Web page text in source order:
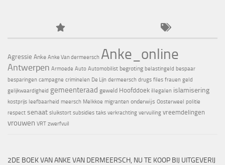
Agressie Anke Anke Van dermeersch Anke_online
Antwerpen Armoede Auto Automobilist begroting belastingeld bespaar
besparingen campagne criminelen De Lijn dermeersch drugs files frauen geld
gelijkwaardigheid gemeenteraad geweld Hoofddoek illegalen islamisering
kostprijs leefbaarheid meersch Melkkoe migranten onderwijs Oosterweel politie
respect senaat sluikstort subsidies taks verkrachting vervuiling vreemdelingen
vrouwen VRT zwerfvuil
2DE BOEK VAN ANKE VAN DERMEERSCH, NU TE KOOP BIJ UITGEVERIJ